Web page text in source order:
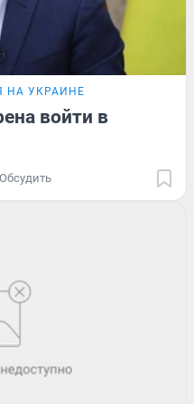
НА УКРАИНЕ
войти в
Обсудить